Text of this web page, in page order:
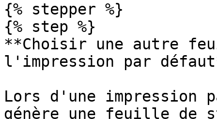
{% stepper %}
{% step %}
**Choisir une autre
l'impression par
Lors d'une impression
génère une feuille de